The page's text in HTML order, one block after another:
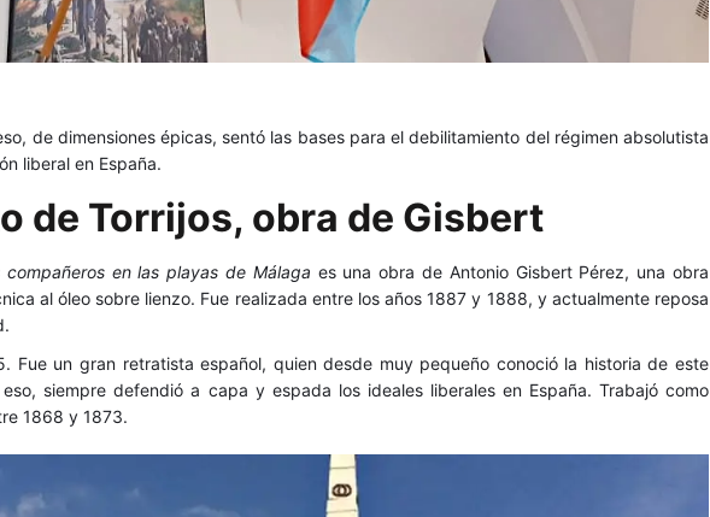
de dimensiones épicas, sentó las bases para el debilitamiento del régimen absolutista
liberal en España.
de Torrijos, obra de Gisbert
en las playas de Málaga es una obra de Antonio Gisbert Pérez, una obra
al óleo sobre lienzo. Fue realizada entre los años 1887 y 1888, y actualmente reposa
Fue un gran retratista español, quien desde muy pequeño conoció la historia de este
siempre defendió a capa y espada los ideales liberales en España. Trabajó como
1868 y 1873.